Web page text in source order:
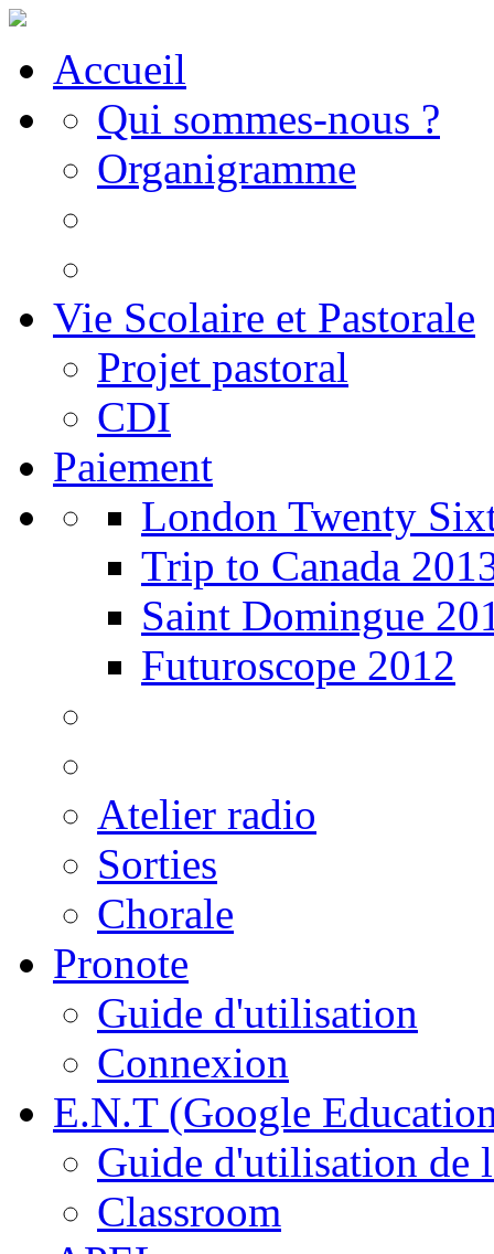
Accueil
Qui sommes-nous ?
Organigramme
Vie Scolaire et Pastorale
Projet pastoral
CDI
Paiement
London Twenty
Trip to Canada
Saint Domingue
Futuroscope 2012
Atelier radio
Sorties
Chorale
Pronote
Guide d'utilisation
Connexion
E.N.T (Google
Guide d'utilisation de
Classroom